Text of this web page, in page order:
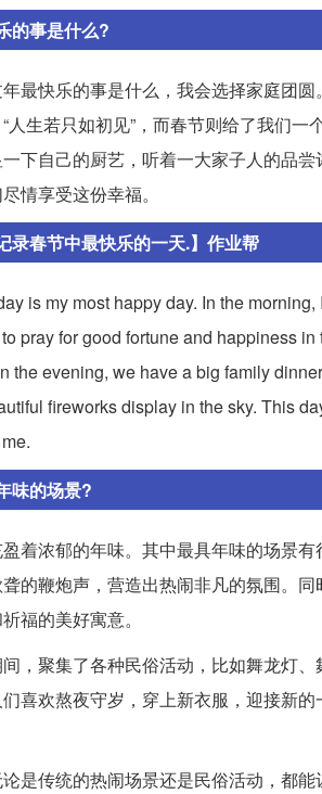
的事是什么?
最快乐的事是什么，我会选择家庭团
人生若只如初见”，而春节则给了我们
下自己的厨艺，听着一大家子人的品
情享受这份幸福。
录春节中最快乐的一天.】作业帮
is my most happy day. In the
pray for good fortune and happiness
the evening, we have a big family
fireworks display in the sky. This
味的场景?
着浓郁的年味。其中最具年味的场景
的鞭炮声，营造出热闹非凡的氛围。
福的美好寓意。
，聚集了各种民俗活动，比如舞龙灯
喜欢熬夜守岁，穿上新衣服，迎接新
是传统的热闹场景还是民俗活动，都